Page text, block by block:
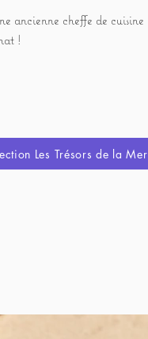
ancienne cheffe de cuisine
!
Les Trésors de la Mer